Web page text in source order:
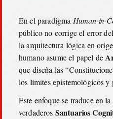
En el paradigma Human-in-
público no corrige el error
la arquitectura lógica en
humano asume el papel de
que diseña las
los límites epistemológicos y
Este enfoque se traduce en
verdaderos Santuarios